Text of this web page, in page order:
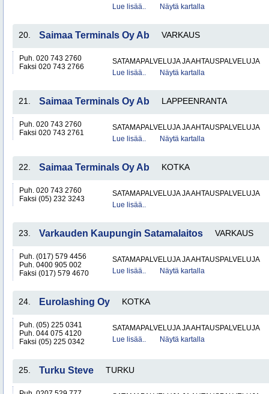
Lue lisää..
Näytä kartalla
20. Saimaa Terminals Oy Ab VARKAUS
Puh. 020 743 2760
Faksi 020 743 2766
SATAMAPALVELUJA JA AHTAUSPALVELUJA
Lue lisää..
Näytä kartalla
21. Saimaa Terminals Oy Ab LAPPEENRANTA
Puh. 020 743 2760
Faksi 020 743 2761
SATAMAPALVELUJA JA AHTAUSPALVELUJA
Lue lisää..
Näytä kartalla
22. Saimaa Terminals Oy Ab KOTKA
Puh. 020 743 2760
Faksi (05) 232 3243
SATAMAPALVELUJA JA AHTAUSPALVELUJA
Lue lisää..
23. Varkauden Kaupungin Satamalaitos VARKAUS
Puh. (017) 579 4456
Puh. 0400 905 002
Faksi (017) 579 4670
SATAMAPALVELUJA JA AHTAUSPALVELUJA
Lue lisää..
Näytä kartalla
24. Eurolashing Oy KOTKA
Puh. (05) 225 0341
Puh. 044 075 4120
Faksi (05) 225 0342
SATAMAPALVELUJA JA AHTAUSPALVELUJA
Lue lisää..
Näytä kartalla
25. Turku Steve TURKU